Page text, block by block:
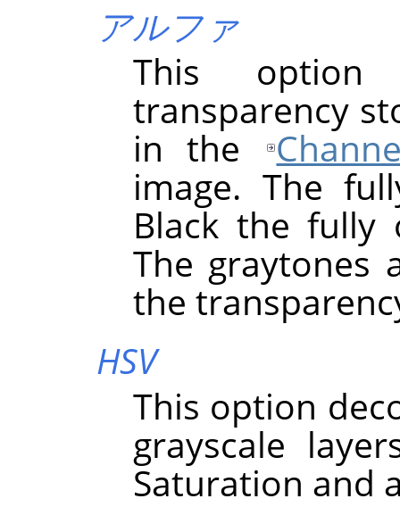
アルファ
This option
transparency
in the
image. The
Black the fully
The graytones
the
HSV
This option
grayscale
Saturation and